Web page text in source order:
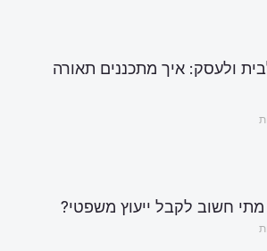
ולעסק: איך מתכננים תאורה
מתי חשוב לקבל ייעוץ משפטי?